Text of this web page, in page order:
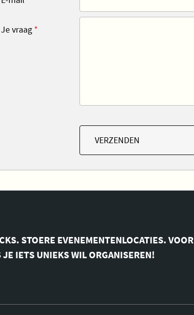
Je vraag *
VERZENDEN
STOERE EVENEMENTENLOCATIES. VOOR
JE IETS UNIEKS WIL ORGANISEREN!